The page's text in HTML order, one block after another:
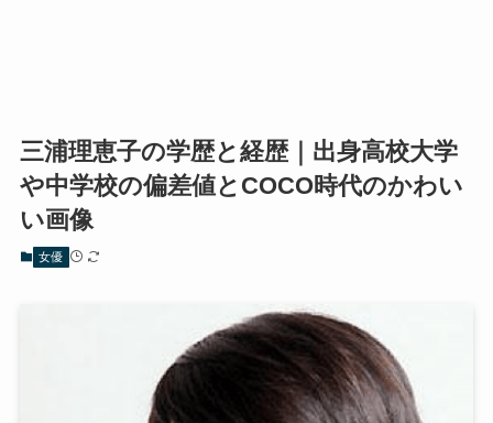
三浦理恵子の学歴と経歴｜出身高校大学
や中学校の偏差値とCOCO時代のかわい
い画像
女優